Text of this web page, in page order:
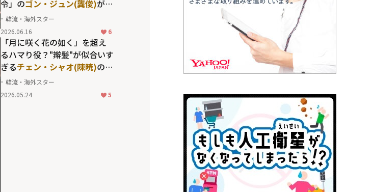
令」のゴン・ジュン(龔俊)が、
新星チャン・ホワセン(常華森)
と魅せる「暗河伝」での"熱き
絆"
韓流・海外スター
2026.06.16
6
「月に咲く花の如く」を超え
るハマり役？"辮髪"が似合いす
ぎるチェン・シャオ(陳暁)の渾
身の役作りが反響を呼んだ骨
太な時代劇「大生意人～大商
韓流・海外スター
2026.05.24
5